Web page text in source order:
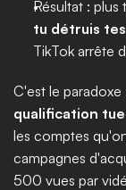
tu détruis
TikTok arrête
C'est le paradoxe
qualification
les comptes
campagnes
500 vues par